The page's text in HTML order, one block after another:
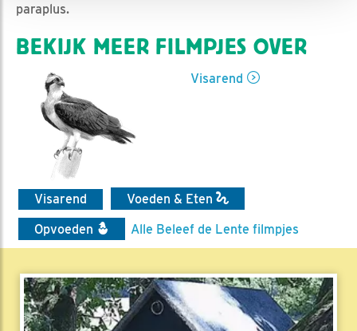
paraplus.
BEKIJK MEER FILMPJES OVER
Visarend
Visarend
Voeden & Eten
Opvoeden
Alle Beleef de Lente filmpjes